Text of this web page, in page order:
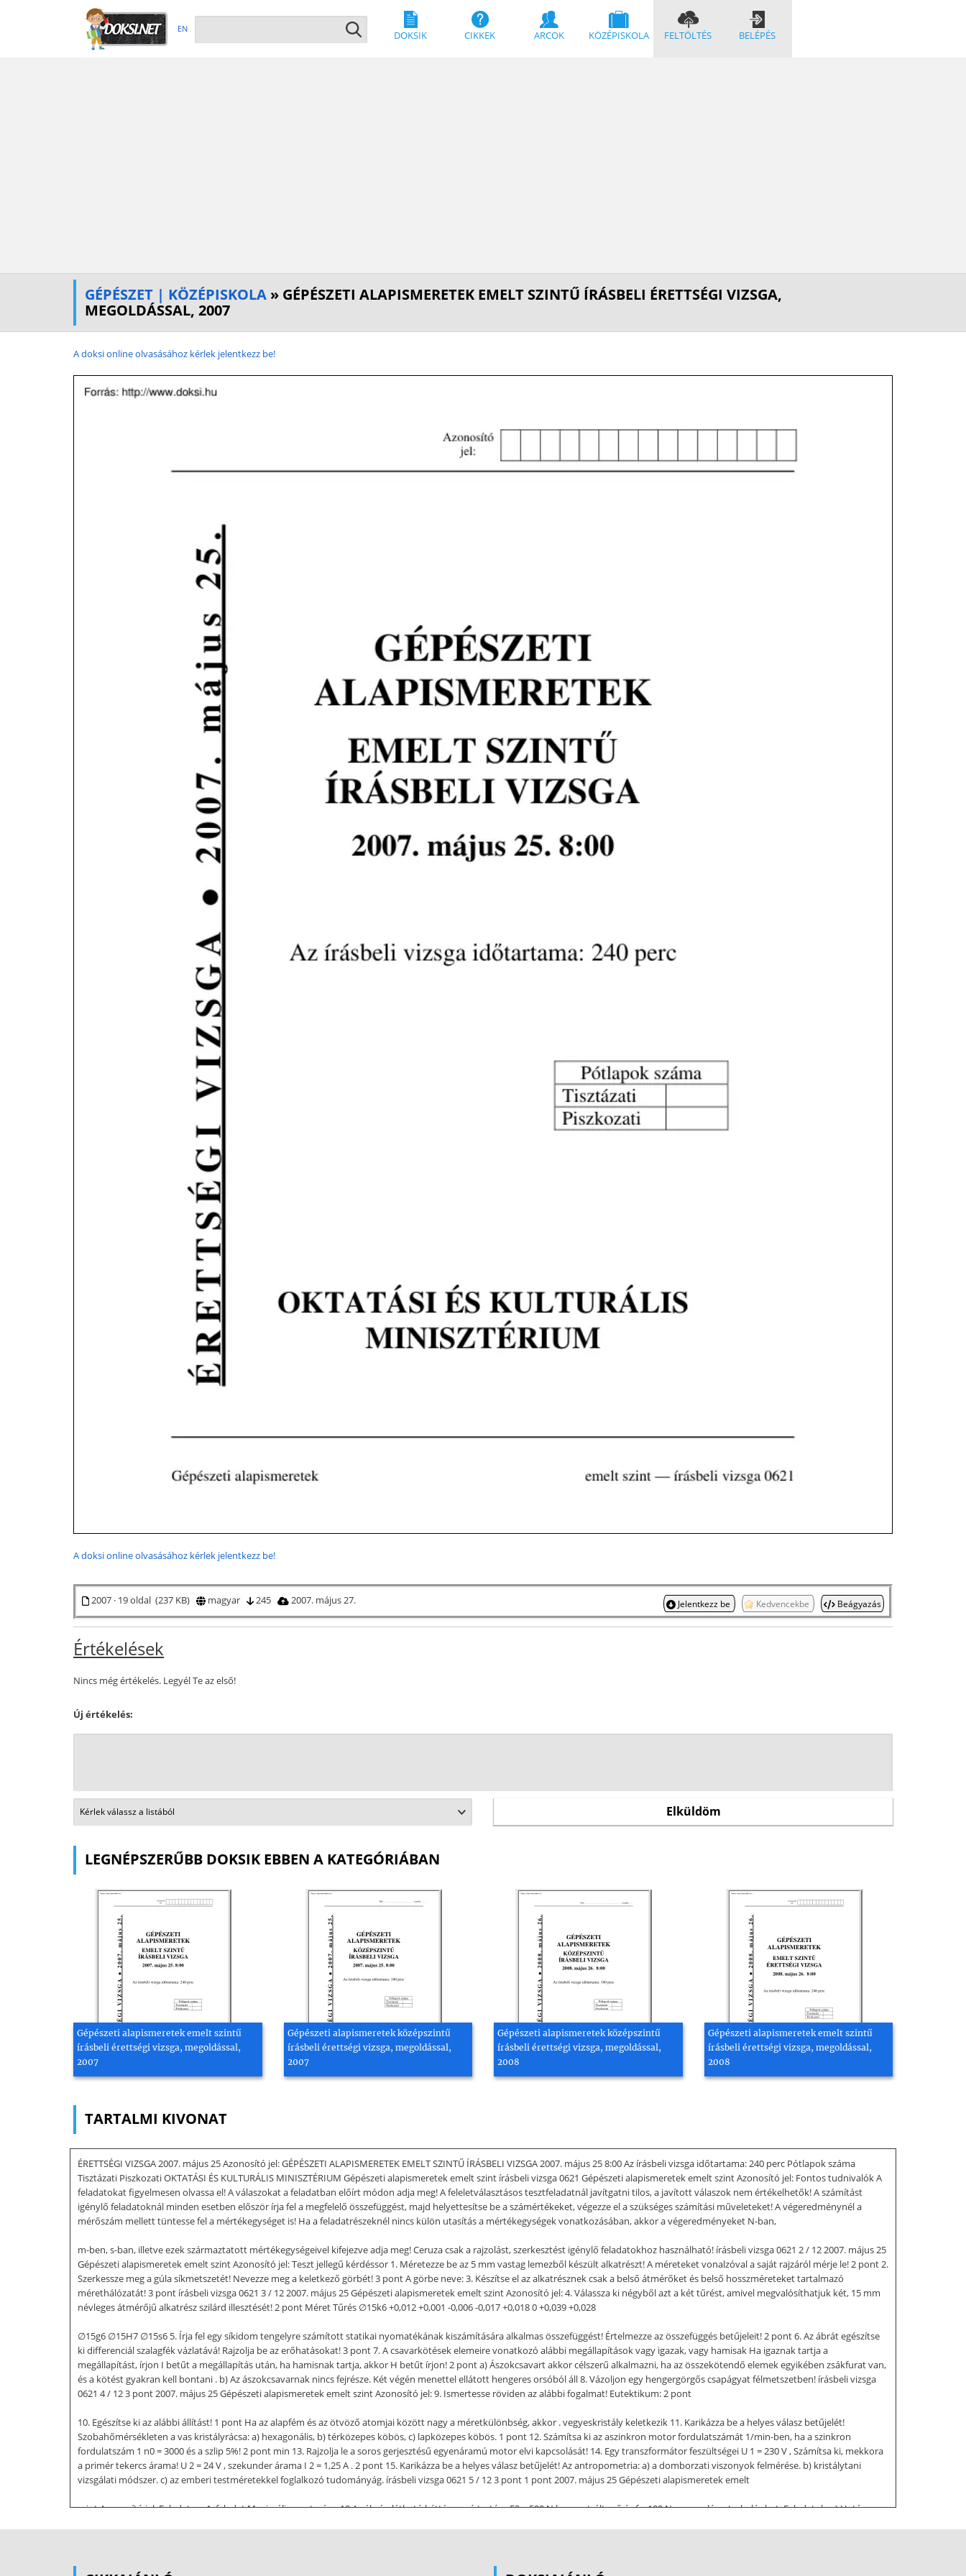
EN
DOKSIK CIKKEK ARCOK KÖZÉPISKOLA FELTÖLTÉS BELÉPÉS
GÉPÉSZET | KÖZÉPISKOLA » GÉPÉSZETI ALAPISMERETEK EMELT SZINTŰ ÍRÁSBELI ÉRETTSÉGI VIZSGA,
MEGOLDÁSSAL, 2007
A doksi online olvasásához kérlek jelentkezz be!
A doksi online olvasásához kérlek jelentkezz be!
2007 · 19 oldal (237 KB) magyar 245 2007. május 27. Jelentkezz be Kedvencekbe Beágyazás
Értékelések
Nincs még értékelés. Legyél Te az első!
Új értékelés:
LEGNÉPSZERŰBB DOKSIK EBBEN A KATEGÓRIÁBAN
Gépészeti alapismeretek emelt szintű
írásbeli érettségi vizsga, megoldással,
2007
Gépészeti alapismeretek középszintű
írásbeli érettségi vizsga, megoldással,
2007
Gépészeti alapismeretek középszintű
írásbeli érettségi vizsga, megoldással,
2008
Gépészeti alapismeretek emelt szintű
írásbeli érettségi vizsga, megoldással,
2008
TARTALMI KIVONAT
ÉRETTSÉGI VIZSGA 2007. május 25 Azonosító jel: GÉPÉSZETI ALAPISMERETEK EMELT SZINTŰ ÍRÁSBELI VIZSGA 2007. május 25 8:00 Az írásbeli vizsga időtartama: 240 perc Pótlapok száma
Tisztázati Piszkozati OKTATÁSI ÉS KULTURÁLIS MINISZTÉRIUM Gépészeti alapismeretek emelt szint írásbeli vizsga 0621 Gépészeti alapismeretek emelt szint Azonosító jel: Fontos tudnivalók A
feladatokat figyelmesen olvassa el! A válaszokat a feladatban előírt módon adja meg! A feleletválasztásos tesztfeladatnál javítgatni tilos, a javított válaszok nem értékelhetők! A számítást
igénylő feladatoknál minden esetben először írja fel a megfelelő összefüggést, majd helyettesítse be a számértékeket, végezze el a szükséges számítási műveleteket! A végeredménynél a
mérőszám mellett tüntesse fel a mértékegységet is! Ha a feladatrészeknél nincs külön utasítás a mértékegységek vonatkozásában, akkor a végeredményeket N-ban,
m-ben, s-ban, illetve ezek származtatott mértékegységeivel kifejezve adja meg! Ceruza csak a rajzolást, szerkesztést igénylő feladatokhoz használható! írásbeli vizsga 0621 2 / 12 2007. május 25
Gépészeti alapismeretek emelt szint Azonosító jel: Teszt jellegű kérdéssor 1. Méretezze be az 5 mm vastag lemezből készült alkatrészt! A méreteket vonalzóval a saját rajzáról mérje le! 2 pont 2.
Szerkessze meg a gúla síkmetszetét! Nevezze meg a keletkező görbét! 3 pont A görbe neve: 3. Készítse el az alkatrésznek csak a belső átmérőket és belső hosszméreteket tartalmazó
mérethálózatát! 3 pont írásbeli vizsga 0621 3 / 12 2007. május 25 Gépészeti alapismeretek emelt szint Azonosító jel: 4. Válassza ki négyből azt a két tűrést, amivel megvalósíthatjuk két, 15 mm
névleges átmérőjű alkatrész szilárd illesztését! 2 pont Méret Tűrés ∅15k6 +0,012 +0,001 -0,006 -0,017 +0,018 0 +0,039 +0,028
∅15g6 ∅15H7 ∅15s6 5. Írja fel egy síkidom tengelyre számított statikai nyomatékának kiszámítására alkalmas összefüggést! Értelmezze az összefüggés betűjeleit! 2 pont 6. Az ábrát egészítse
ki differenciál szalagfék vázlatává! Rajzolja be az erőhatásokat! 3 pont 7. A csavarkötések elemeire vonatkozó alábbi megállapítások vagy igazak, vagy hamisak Ha igaznak tartja a
megállapítást, írjon I betűt a megállapítás után, ha hamisnak tartja, akkor H betűt írjon! 2 pont a) Ászokcsavart akkor célszerű alkalmazni, ha az összekötendő elemek egyikében zsákfurat van,
és a kötést gyakran kell bontani . b) Az ászokcsavarnak nincs fejrésze. Két végén menettel ellátott hengeres orsóból áll 8. Vázoljon egy hengergörgős csapágyat félmetszetben! írásbeli vizsga
0621 4 / 12 3 pont 2007. május 25 Gépészeti alapismeretek emelt szint Azonosító jel: 9. Ismertesse röviden az alábbi fogalmat! Eutektikum: 2 pont
10. Egészítse ki az alábbi állítást! 1 pont Ha az alapfém és az ötvöző atomjai között nagy a méretkülönbség, akkor . vegyeskristály keletkezik 11. Karikázza be a helyes válasz betűjelét!
Szobahőmérsékleten a vas kristályrácsa: a) hexagonális, b) térközepes köbös, c) lapközepes köbös. 1 pont 12. Számítsa ki az aszinkron motor fordulatszámát 1/min-ben, ha a szinkron
fordulatszám 1 n0 = 3000 és a szlip 5%! 2 pont min 13. Rajzolja le a soros gerjesztésű egyenáramú motor elvi kapcsolását! 14. Egy transzformátor feszültségei U 1 = 230 V , Számítsa ki, mekkora
a primér tekercs árama! U 2 = 24 V , szekunder árama I 2 = 1,25 A . 2 pont 15. Karikázza be a helyes válasz betűjelét! Az antropometria: a) a domborzati viszonyok felmérése. b) kristálytani
vizsgálati módszer. c) az emberi testméretekkel foglalkozó tudományág. írásbeli vizsga 0621 5 / 12 3 pont 1 pont 2007. május 25 Gépészeti alapismeretek emelt
szint Azonosító jel: Feladatsor 1. feladat Maximális pontszám: 19 Az ábrán látható kéttámaszú tartóra F2 = 500 N koncentrált erő és f = 100 N megoszló m terhelés hat. Feladatok: a) Határozza
terhel. Feladat: Határozza meg, hogy megfelel-e a tengely a terhelésnek, ha a megengedett feszültség σ meg = 95 MPa ! (Az ellenőrzést Mohr szerint